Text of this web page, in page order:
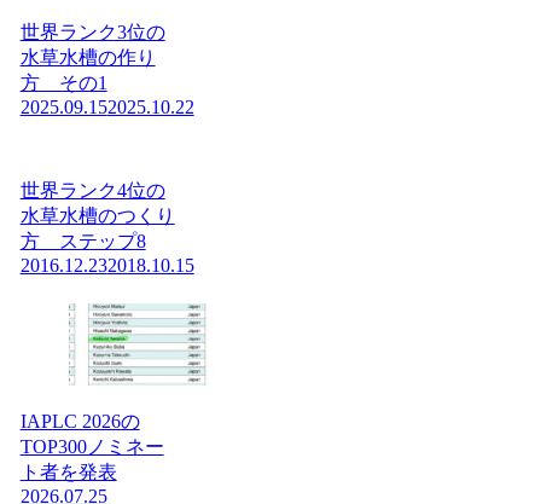
世界ランク3位の
水草水槽の作り
方 その1
2025.09.152025.10.22
世界ランク4位の
水草水槽のつくり
方 ステップ8
2016.12.232018.10.15
IAPLC 2026の
TOP300ノミネー
ト者を発表
2026.07.25